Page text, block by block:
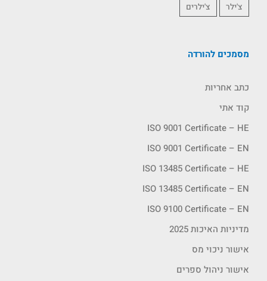
צ'ילר
צ'ילרים
מסמכים להורדה
כתב אחריות
קוד אתי
ISO 9001 Certificate – HE
ISO 9001 Certificate – EN
ISO 13485 Certificate – HE
ISO 13485 Certificate – EN
ISO 9100 Certificate – EN
מדיניות האיכות 2025
אישור ניכוי מס
אישור ניהול ספרים